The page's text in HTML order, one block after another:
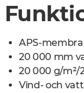
APS-
20 000 mm
20 000 g/
Vind- och